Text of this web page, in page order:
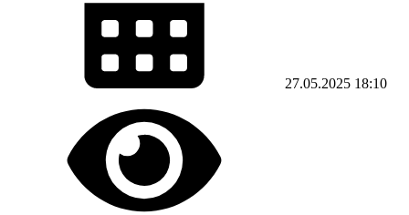
27.05.2025 18:10